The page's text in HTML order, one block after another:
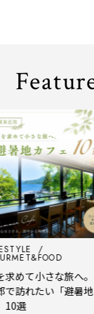
めて小さな旅へ。
訪れたい「避暑地
選